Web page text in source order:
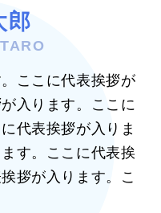
郎
TARO
ここに代表挨拶が
入ります。ここに
代表挨拶が入りま
す。ここに代表挨
拶が入ります。こ